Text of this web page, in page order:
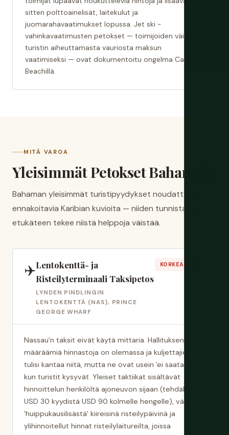
sitten polttoainelisät, laitekulut ja
juomarahavaatimukset lopussa. Jet ski -
vahinkavaatimusten petokset — toimijoiden väite
turistin aiheuttamasta vauriosta maksun
vaatimiseksi — ovat dokumentoitu ongelma Cable
Beachillä.
MITÄ VAROA
Yleisimmät Petokset Bahamilla
Bahaman yleisimmät turistipyydykset noudattavat
ennakoitavia Karibian kuvioita — niiden tunnistaminen
etukäteen tekee niistä helppoja väistää.
✈️Lentokenttä- ja
Risteilyterminaali Taksipetos
LYNDEN PINDLINGIN
LENTOKENTTÄ (NAS), PRINCE
GEORGE WHARF
KORKEA RISKI
Nassau'n taksit eivät käytä mittaria. Hallituksen
määräämiä hinnastoja on olemassa ja kuljettajien
tulisi kantaa niitä, mutta ne ovat usein 'ei saatavilla'
kun turistit kysyvät. Yleiset taktiikat sisältävät
hinnoittelun henkilöltä ajoneuvon sijaan (tehdäkseen
USD 30 kyydistä USD 90 kolmelle hengelle), väitteen
'huippukausilisästä' kiireisinä risteilypäivinä ja
ylihinnoitellut hinnat risteilylaitureilta, joissa